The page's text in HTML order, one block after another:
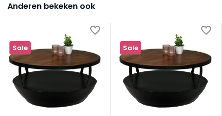
Anderen bekeken ook
Sale Sale